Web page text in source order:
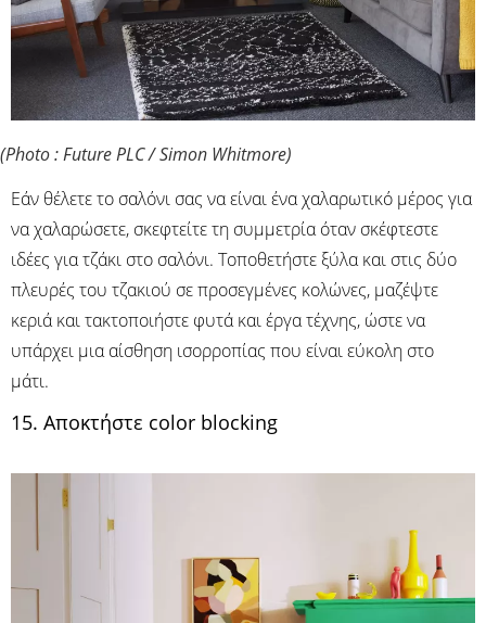
(Photo : Future PLC / Simon Whitmore)
Εάν θέλετε το σαλόνι σας να είναι ένα χαλαρωτικό μέρος για
να χαλαρώσετε, σκεφτείτε τη συμμετρία όταν σκέφτεστε
ιδέες για τζάκι στο σαλόνι. Τοποθετήστε ξύλα και στις δύο
πλευρές του τζακιού σε προσεγμένες κολώνες, μαζέψτε
κεριά και τακτοποιήστε φυτά και έργα τέχνης, ώστε να
υπάρχει μια αίσθηση ισορροπίας που είναι εύκολη στο
μάτι.
15. Αποκτήστε color blocking